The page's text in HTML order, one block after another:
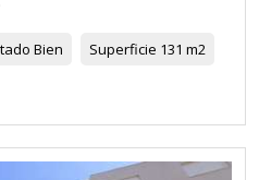
Bien Superficie 131 m2